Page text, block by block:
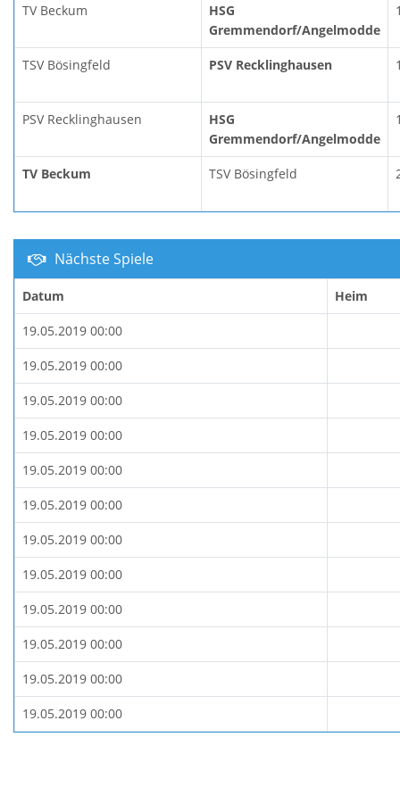
TV Beckum
HSG
Gremmendorf/Angelmodde
TSV Bösingfeld PSV Recklinghausen
PSV Recklinghausen
HSG
Gremmendorf/Angelmodde
TV Beckum TSV Bösingfeld
Nächste Spiele
Datum Heim
19.05.2019 00:00
19.05.2019 00:00
19.05.2019 00:00
19.05.2019 00:00
19.05.2019 00:00
19.05.2019 00:00
19.05.2019 00:00
19.05.2019 00:00
19.05.2019 00:00
19.05.2019 00:00
19.05.2019 00:00
19.05.2019 00:00